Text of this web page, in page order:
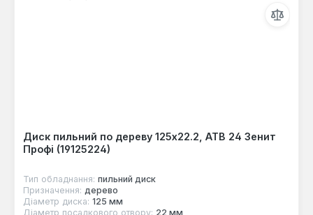
Диск пильний по дереву 125x22.2, ATB 24 Зенит
Профі (19125224)
Тип обладнання: пильний диск
Призначення: дерево
Діаметр диска: 125 мм
Діаметр посадкового отвору: 22 мм